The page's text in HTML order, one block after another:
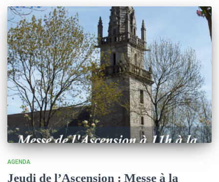
AGENDA
Jeudi de l’Ascension : Messe à la